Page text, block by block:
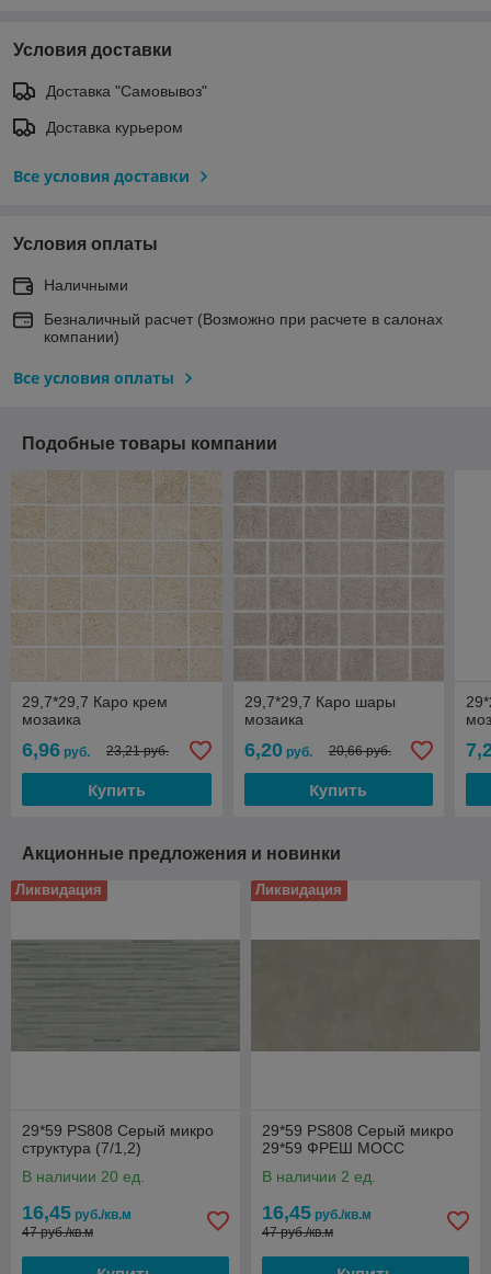
Условия доставки
Доставка "Самовывоз"
Доставка курьером
Все условия доставки
Условия оплаты
Наличными
Безналичный расчет (Возможно при расчете в салонах
компании)
Все условия оплаты
Подобные товары компании
29,7*29,7 Каро крем
мозаика
6,96 руб. 23,21 руб.
Купить
29,7*29,7 Каро шары
мозаика
6,20руб. 20,66 руб.
Купить
Акционные предложения и новинки
Ликвидация
29*59 PS808 Серый микро
структура (7/1,2)
В наличии 20 ед.
16,45 руб./кв.м
47 руб./кв.м
Ликвидация
29*59 PS808 Серый микро
29*59 ФРЕШ МОСС
В наличии 2 ед.
16,45 руб./кв.м
47 руб./кв.м